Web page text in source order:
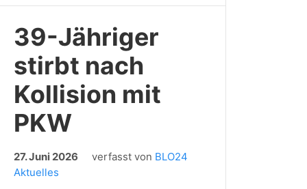
39-Jähriger
stirbt nach
Kollision mit
PKW
27. Juni 2026 verfasst von BLO24
Aktuelles